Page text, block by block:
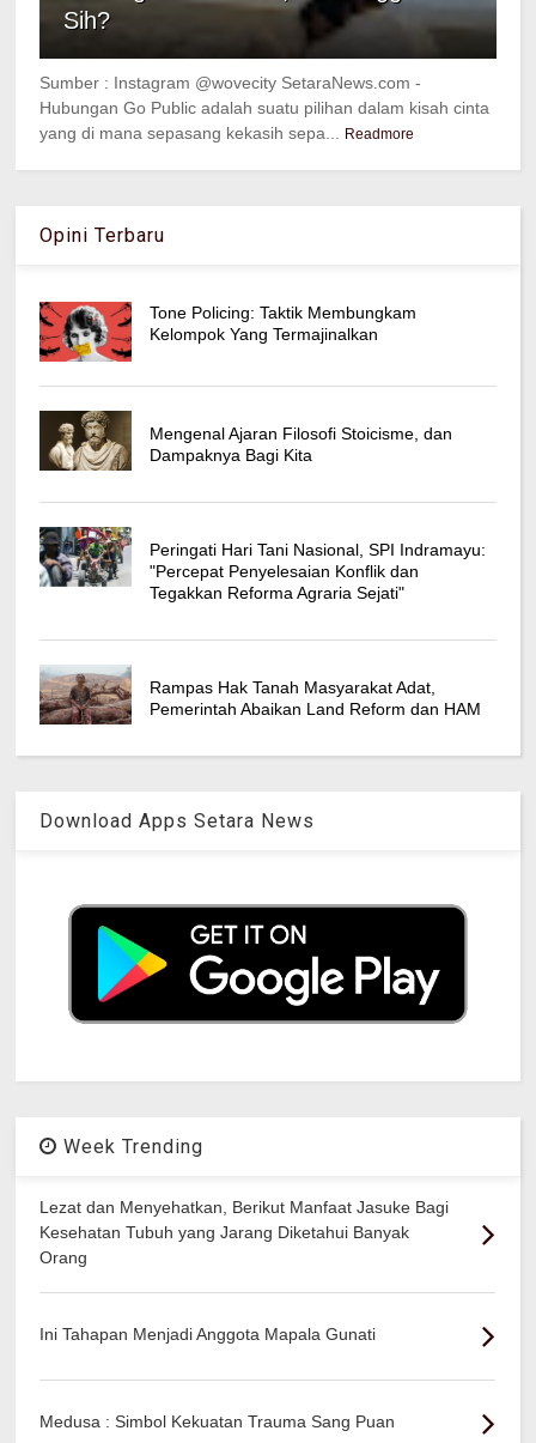
Sih?
Sumber : Instagram @wovecity SetaraNews.com -
Hubungan Go Public adalah suatu pilihan dalam kisah cinta
yang di mana sepasang kekasih sepa...
Readmore
Opini Terbaru
Tone Policing: Taktik Membungkam
Kelompok Yang Termajinalkan
Mengenal Ajaran Filosofi Stoicisme, dan
Dampaknya Bagi Kita
Peringati Hari Tani Nasional, SPI Indramayu:
"Percepat Penyelesaian Konflik dan
Tegakkan Reforma Agraria Sejati"
Rampas Hak Tanah Masyarakat Adat,
Pemerintah Abaikan Land Reform dan HAM
Download Apps Setara News
Week Trending
Lezat dan Menyehatkan, Berikut Manfaat Jasuke Bagi
Kesehatan Tubuh yang Jarang Diketahui Banyak
Orang
Ini Tahapan Menjadi Anggota Mapala Gunati
Medusa : Simbol Kekuatan Trauma Sang Puan